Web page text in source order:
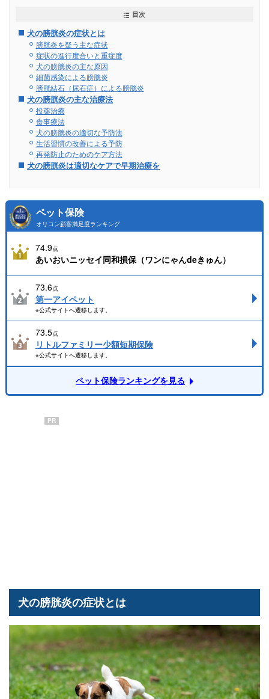
目次
犬の膀胱炎の症状とは
膀胱炎を疑う主な症状
症状の進行度合いと重症度
犬の膀胱炎の主な原因
細菌感染による膀胱炎
膀胱結石（尿石症）による膀胱炎
犬の膀胱炎の主な治療法
投薬治療
食事療法
犬の膀胱炎の適切な予防法
生活習慣の改善による予防
再発防止のためのケア方法
犬の膀胱炎は適切なケアで早期治療を
ペット保険
オリコン顧客満足度ランキング
74.9点
あいおいニッセイ同和損保（ワンにゃんdeきゅん）
73.6点
第一アイペット
※公式サイトへ遷移します。
73.5点
リトルファミリー少額短期保険
※公式サイトへ遷移します。
ペット保険ランキングを見る
PR
犬の膀胱炎の症状とは